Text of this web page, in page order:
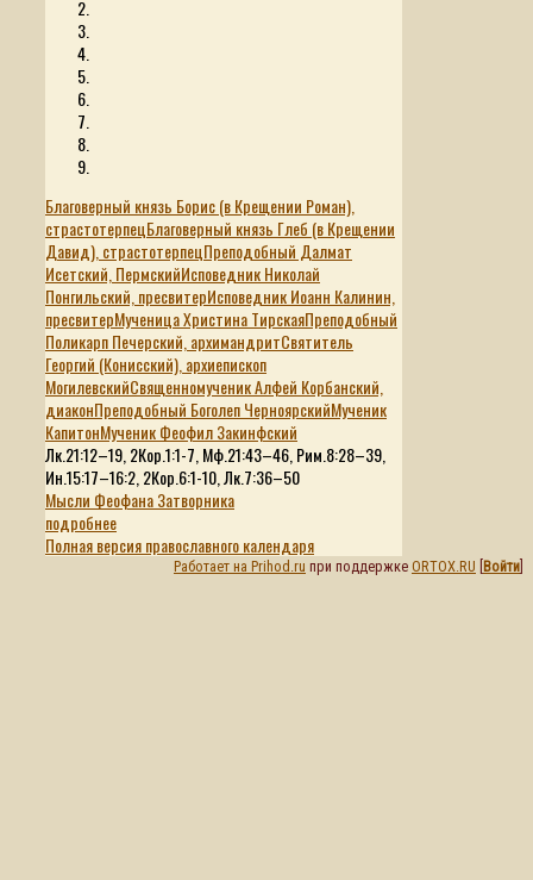
Благоверный князь Борис (в Крещении Роман),
страстотерпецБлаговерный князь Глеб (в Крещении
Давид), страстотерпецПреподобный Далмат
Исетский, ПермскийИсповедник Николай
Понгильский, пресвитерИсповедник Иоанн Калинин,
пресвитерМученица Христина ТирскаяПреподобный
Поликарп Печерский, архимандритСвятитель
Георгий (Конисский), архиепископ
МогилевскийСвященномученик Алфей Корбанский,
диаконПреподобный Боголеп ЧерноярскийМученик
КапитонМученик Феофил Закинфский
Лк.21:12–19, 2Кор.1:1-7, Мф.21:43–46, Рим.8:28–39,
Ин.15:17–16:2, 2Кор.6:1-10, Лк.7:36–50
Мысли Феофана Затворника
подробнее
Полная версия православного календаря
Работает на Prihod.ru при поддержке ORTOX.RU Войти